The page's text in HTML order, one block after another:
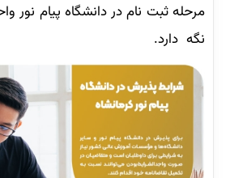
مرحله ثبت نام در دانشگاه پیام نور
نگه دارد.